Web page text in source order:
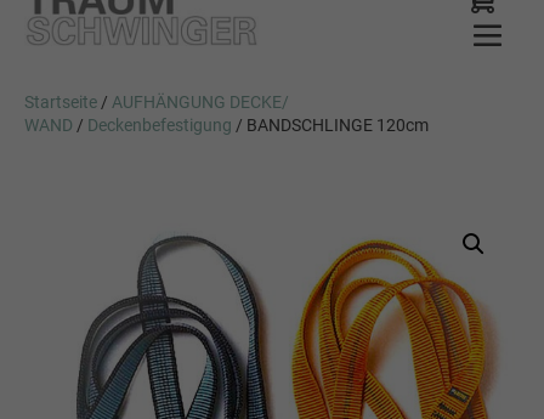
Startseite / AUFHÄNGUNG DECKE/
WAND / Deckenbefestigung / BANDSCHLINGE 120cm